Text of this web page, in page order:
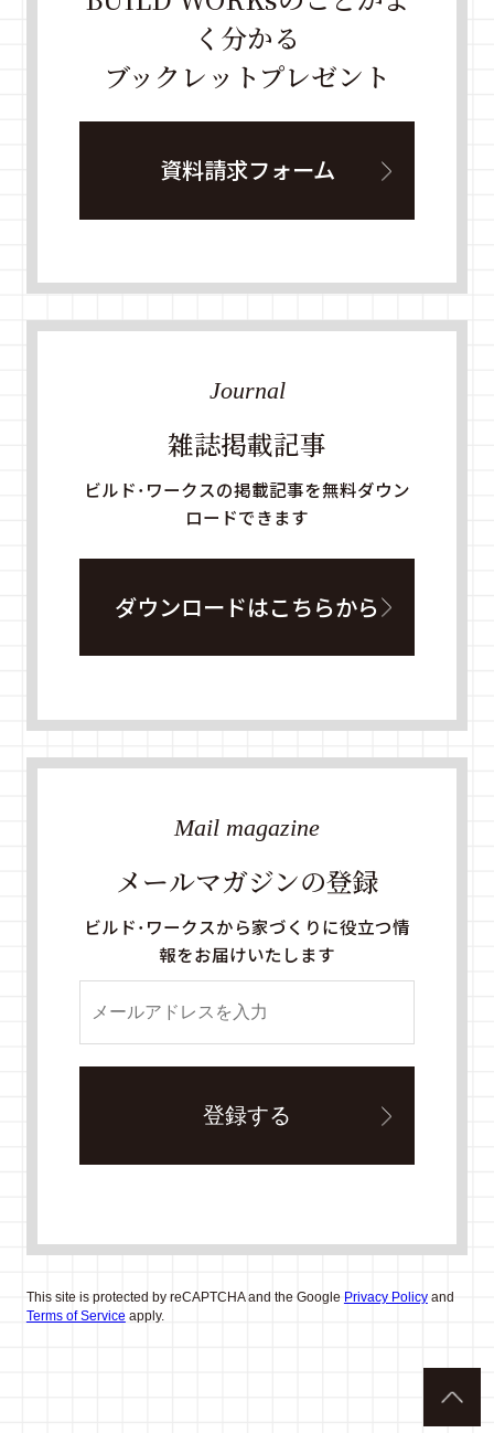
く分かる
ブックレットプレゼント
資料請求フォーム
雑誌掲載記事
Journal
ビルド・ワークスの掲載記事を無料ダウン
ロードできます
ダウンロードはこちらから
メールマガジンの登録
Mail magazine
ビルド・ワークスから家づくりに役立つ情
報をお届けいたします
This site is protected by reCAPTCHA and the Google Privacy Policyand
Terms of Service apply.